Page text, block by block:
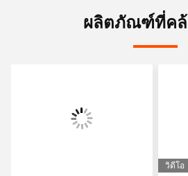
ผลิตภัณฑ์ที่คล้
วิดีโอ